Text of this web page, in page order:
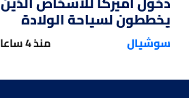
يخططون لسياحة الولادة
سوشيال منذ 4 ساعات